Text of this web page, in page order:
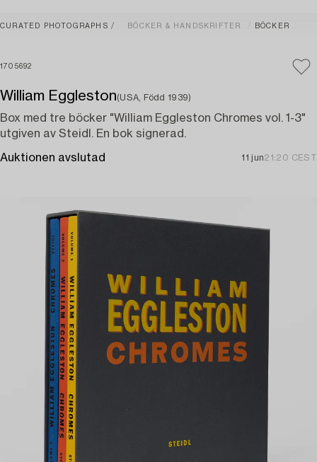
CURATED PHOTOGRAPHS BÖCKER & HANDSKRIFTER BÖCKER
1705692
William Eggleston(USA, Född 1939)
Box med tre böcker "William Eggleston Chromes vol. 1-3"
utgiven av Steidl. En bok signerad.
Auktionen avslutad 11 jun21:20 CEST